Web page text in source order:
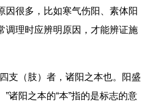
因很多，比如寒气伤阳、素体阳
调理时应辨明原因，才能辨证施
（肢）者，诸阳之本也。阳盛
诸阳之本的“本”指的是标志的意